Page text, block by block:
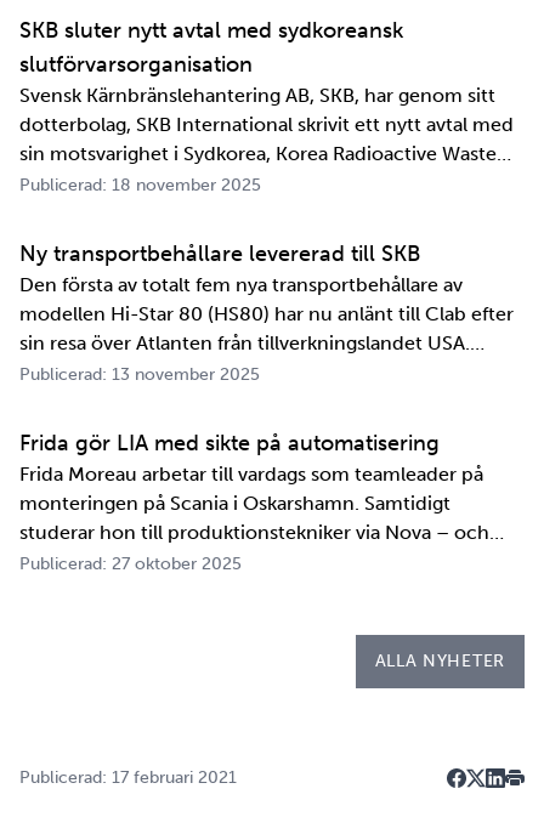
SKB sluter nytt avtal med sydkoreansk
slutförvarsorganisation
Svensk Kärnbränslehantering AB, SKB, har genom sitt
dotterbolag, SKB International skrivit ett nytt avtal med
sin motsvarighet i Sydkorea, Korea Radioactive Waste
Agency, KORAD. Avtalet, som är ett så kallat
samarbetet mellan de två organisationerna. …
Publicerad: 18 november 2025
Ny transportbehållare levererad till SKB
Den första av totalt fem nya transportbehållare av
modellen Hi-Star 80 (HS80) har nu anlänt till Clab efter
sin resa över Atlanten från tillverkningslandet USA.
Innan transportbehållaren kan bli en del av SKB:s
tester och utbildningar. Redan 2008 i…
Publicerad: 13 november 2025
Frida gör LIA med sikte på automatisering
Frida Moreau arbetar till vardags som teamleader på
monteringen på Scania i Oskarshamn. Samtidigt
studerar hon till produktionstekniker via Nova – och
under tio veckor i höst gör hon både sin praktik, även
Publicerad: 27 oktober 2025
ALLA NYHETER
Publicerad: 17 februari 2021